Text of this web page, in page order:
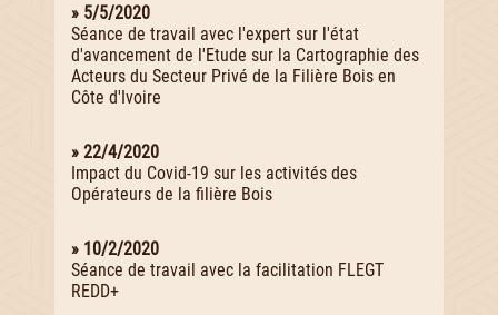
» 5/5/2020
Séance de travail avec l'expert sur l'état
d'avancement de l'Etude sur la Cartographie des
Acteurs du Secteur Privé de la Filière Bois en
Côte d'Ivoire
» 22/4/2020
Impact du Covid-19 sur les activités des
Opérateurs de la filière Bois
» 10/2/2020
Séance de travail avec la facilitation FLEGT
REDD+